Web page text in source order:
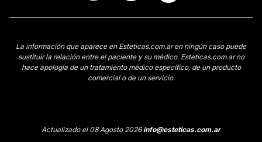
La información que aparece en Esteticas.com.ar en ningún caso puede
sustituir la relación entre el paciente y su médico. Esteticas.com.ar no
hace apología de un tratamiento médico específico, de un producto
comercial o de un servicio.
Actualizado el 08 Agosto 2026info@esteticas.com.ar